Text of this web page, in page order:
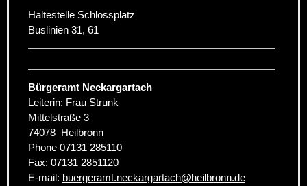
Haltestelle Schlossplatz
Buslinien 31, 61
Bürgeramt Neckargartach
Leiterin: Frau Strunk
Mittelstraße 3
74078 Heilbronn
Phone 07131 285110
Fax: 07131 2851120
E-mail: buergeramt.neckargartach@heilbronn.de